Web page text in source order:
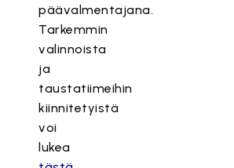
päävalmentajana.
Tarkemmin
valinnoista
ja
taustatiimeihin
kiinnitetyistä
voi
lukea